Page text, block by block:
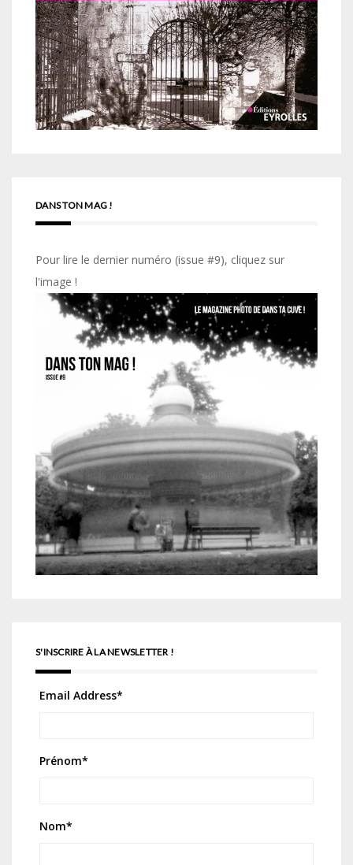
DANS TON MAG !
Pour lire le dernier numéro (issue #9), cliquez sur
l'image !
S'INSCRIRE À LA NEWSLETTER !
Email Address*
Prénom*
Nom*